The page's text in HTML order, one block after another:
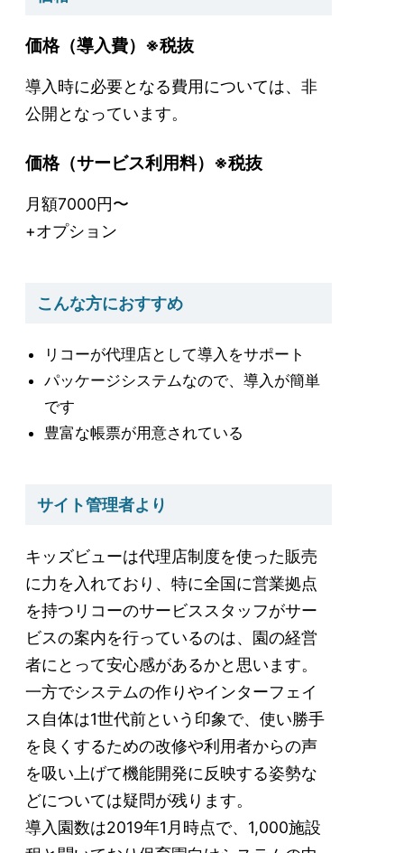
価格（導入費）※税抜
導入時に必要となる費用については、非
公開となっています。
価格（サービス利用料）※税抜
月額7000円〜
+オプション
こんな方におすすめ
リコーが代理店として導入をサポート
パッケージシステムなので、導入が簡単
です
豊富な帳票が用意されている
サイト管理者より
キッズビューは代理店制度を使った販売
に力を入れており、特に全国に営業拠点
を持つリコーのサービススタッフがサー
ビスの案内を行っているのは、園の経営
者にとって安心感があるかと思います。
一方でシステムの作りやインターフェイ
ス自体は1世代前という印象で、使い勝手
を良くするための改修や利用者からの声
を吸い上げて機能開発に反映する姿勢な
どについては疑問が残ります。
導入園数は2019年1月時点で、1,000施設